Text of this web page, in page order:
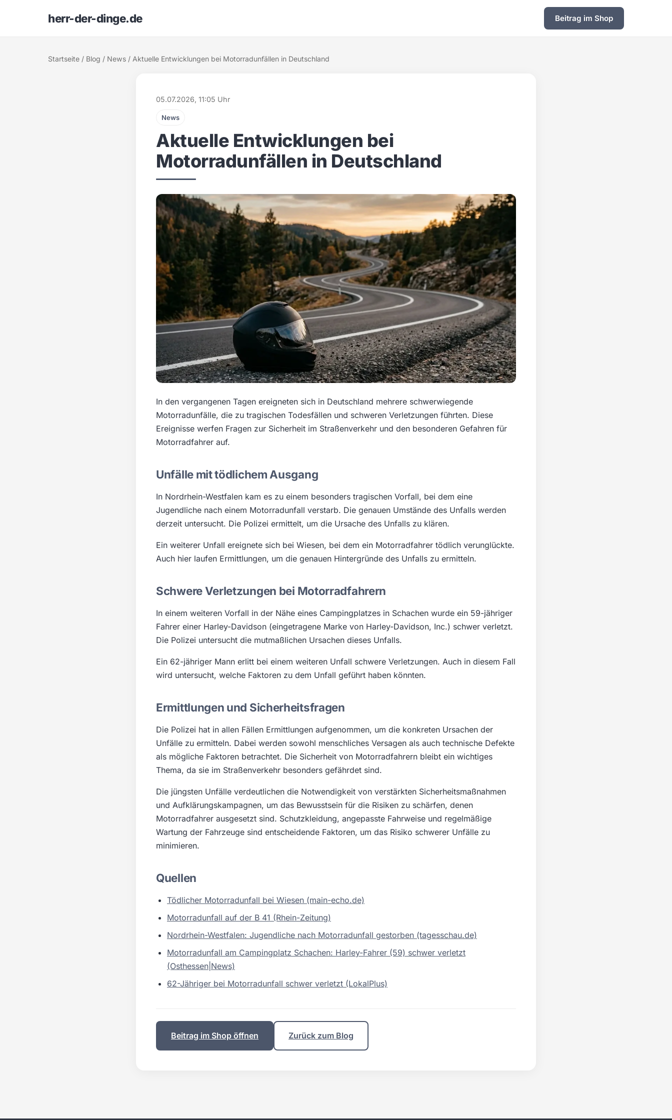
herr-der-dinge.de Beitrag im Shop
Startseite / Blog / News / Aktuelle Entwicklungen bei Motorradunfällen in Deutschland
05.07.2026, 11:05 Uhr
News
Aktuelle Entwicklungen bei
Motorradunfällen in Deutschland
In den vergangenen Tagen ereigneten sich in Deutschland mehrere schwerwiegende
Motorradunfälle, die zu tragischen Todesfällen und schweren Verletzungen führten. Diese
Ereignisse werfen Fragen zur Sicherheit im Straßenverkehr und den besonderen Gefahren für
Motorradfahrer auf.
Unfälle mit tödlichem Ausgang
In Nordrhein-Westfalen kam es zu einem besonders tragischen Vorfall, bei dem eine
Jugendliche nach einem Motorradunfall verstarb. Die genauen Umstände des Unfalls werden
derzeit untersucht. Die Polizei ermittelt, um die Ursache des Unfalls zu klären.
Ein weiterer Unfall ereignete sich bei Wiesen, bei dem ein Motorradfahrer tödlich verunglückte.
Auch hier laufen Ermittlungen, um die genauen Hintergründe des Unfalls zu ermitteln.
Schwere Verletzungen bei Motorradfahrern
In einem weiteren Vorfall in der Nähe eines Campingplatzes in Schachen wurde ein 59-jähriger
Fahrer einer Harley-Davidson (eingetragene Marke von Harley-Davidson, Inc.) schwer verletzt.
Die Polizei untersucht die mutmaßlichen Ursachen dieses Unfalls.
Ein 62-jähriger Mann erlitt bei einem weiteren Unfall schwere Verletzungen. Auch in diesem Fall
wird untersucht, welche Faktoren zu dem Unfall geführt haben könnten.
Ermittlungen und Sicherheitsfragen
Die Polizei hat in allen Fällen Ermittlungen aufgenommen, um die konkreten Ursachen der
Unfälle zu ermitteln. Dabei werden sowohl menschliches Versagen als auch technische Defekte
als mögliche Faktoren betrachtet. Die Sicherheit von Motorradfahrern bleibt ein wichtiges
Thema, da sie im Straßenverkehr besonders gefährdet sind.
Die jüngsten Unfälle verdeutlichen die Notwendigkeit von verstärkten Sicherheitsmaßnahmen
und Aufklärungskampagnen, um das Bewusstsein für die Risiken zu schärfen, denen
Motorradfahrer ausgesetzt sind. Schutzkleidung, angepasste Fahrweise und regelmäßige
Wartung der Fahrzeuge sind entscheidende Faktoren, um das Risiko schwerer Unfälle zu
minimieren.
Quellen
Tödlicher Motorradunfall bei Wiesen (main-echo.de)
Motorradunfall auf der B 41 (Rhein-Zeitung)
Nordrhein-Westfalen: Jugendliche nach Motorradunfall gestorben (tagesschau.de)
Motorradunfall am Campingplatz Schachen: Harley-Fahrer (59) schwer verletzt
(Osthessen|News)
62-Jähriger bei Motorradunfall schwer verletzt (LokalPlus)
Beitrag im Shop öffnen Zurück zum Blog